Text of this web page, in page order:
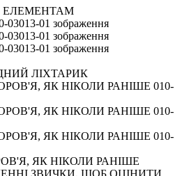
ЕЛЕМЕНТАМ
ЛІХТАРИК
ЯК НІКОЛИ РАНІШЕ
ЗВИЧКИ, ЩОБ ОЦІНИТИ